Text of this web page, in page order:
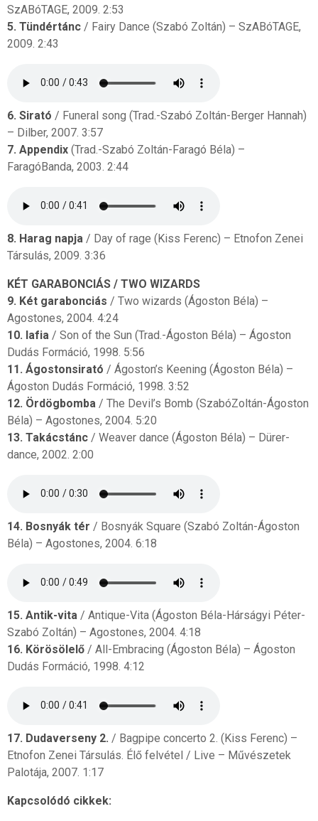
SzABóTAGE, 2009. 2:53
5. Tündértánc/ Fairy Dance (Szabó Zoltán) – SzABóTAGE,
2009. 2:43
6. Sirató / Funeral song (Trad.-Szabó Zoltán-Berger Hannah)
– Dilber, 2007. 3:57
7. Appendix(Trad.-Szabó Zoltán-Faragó Béla) –
FaragóBanda, 2003. 2:44
8. Harag napja / Day of rage (Kiss Ferenc) – Etnofon Zenei
Társulás, 2009. 3:36
KÉT GARABONCIÁS / TWO WIZARDS
9. Két garabonciás / Two wizards (Ágoston Béla) –
Agostones, 2004. 4:24
10. Iafia / Son of the Sun (Trad.-Ágoston Béla) – Ágoston
Dudás Formáció, 1998. 5:56
11. Ágostonsirató / Ágoston’s Keening (Ágoston Béla) –
Ágoston Dudás Formáció, 1998. 3:52
12. Ördögbomba / The Devil’s Bomb (SzabóZoltán-Ágoston
Béla) – Agostones, 2004. 5:20
13. Takácstánc/ Weaver dance (Ágoston Béla) – Dürer-
dance, 2002. 2:00
14. Bosnyák tér / Bosnyák Square (Szabó Zoltán-Ágoston
Béla) – Agostones, 2004. 6:18
15. Antik-vita / Antique-Vita (Ágoston Béla-Hárságyi Péter-
Szabó Zoltán) – Agostones, 2004. 4:18
16. Körösölelő/ All-Embracing (Ágoston Béla) – Ágoston
Dudás Formáció, 1998. 4:12
17. Dudaverseny 2. / Bagpipe concerto 2. (Kiss Ferenc) –
Etnofon Zenei Társulás. Élő felvétel / Live – Művészetek
Palotája, 2007. 1:17
Kapcsolódó cikkek: